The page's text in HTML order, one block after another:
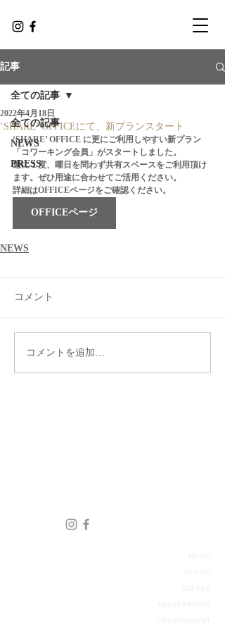
記事
全ての記事
NEWS
PRESS
全ての記事
‘SHARE’ OFFICEにて、新プランスタート
2022年4月18日
‘SHARE’ OFFICE に更にご利用しやすい新プラン
「コワーキング会員」がスタートしました。
週に１度、曜日を問わず共有スペースをご利用頂け
ます。ぜひ用途に合わせてご活用ください。
詳細はOFFICEページをご確認ください。
OFFICEページ
NEWS
コメント
コメントを追加…